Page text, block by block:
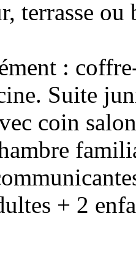
terrasse ou
:
Suite
coin
+ 2